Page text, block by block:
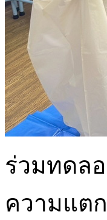
ร่วมทดล
ความแต